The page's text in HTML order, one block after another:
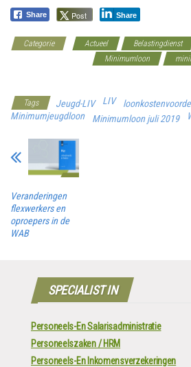
Share Post Share
Categorie Actueel Belastingdienst
Minimumloon
Tags Jeugd-LIV LIV
Minimumjeugdloon
Minimumloon juli 2019
Veranderingen
flexwerkers en
oproepers in de
WAB
SPECIALIST IN
Personeels-En Salarisadministratie
Personeelszaken / HRM
Personeels-En Inkomensverzekeringen